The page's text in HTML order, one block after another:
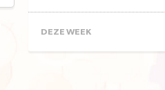
DEZE WEEK